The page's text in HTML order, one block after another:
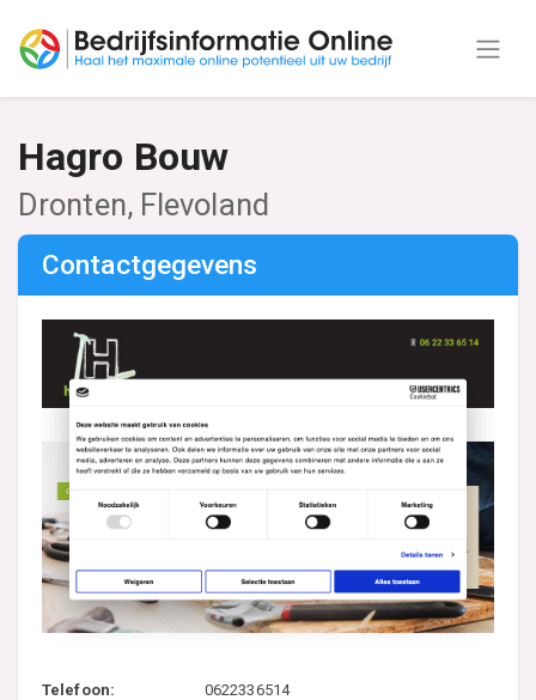
Hagro Bouw
Dronten, Flevoland
Contactgegevens
Telefoon: 0622336514